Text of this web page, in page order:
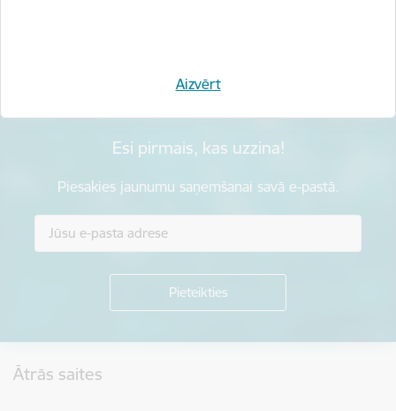
Aizvērt
Esi pirmais, kas uzzina!
Piesakies jaunumu saņemšanai savā e-pastā.
Ātrās saites